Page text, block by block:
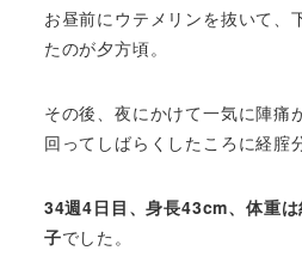
お昼前にウテメリンを抜いて、
たのが夕方頃。
その後、夜にかけて一気に陣痛
回ってしばらくしたころに経腟
34週4日目、身長43cm、体重
子でした。